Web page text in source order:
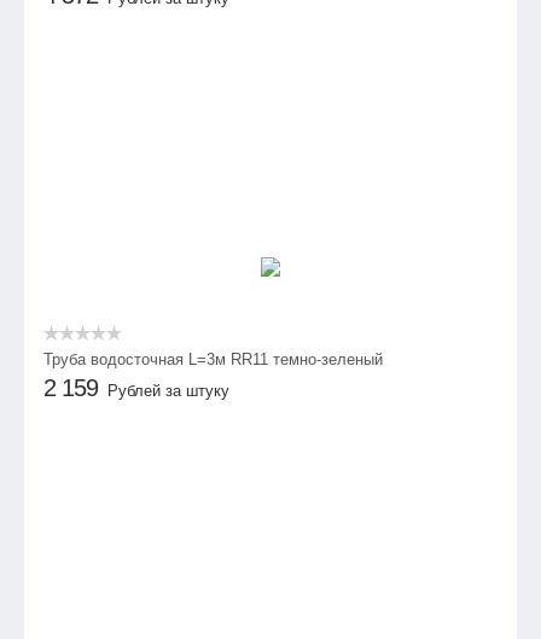
Труба водосточная L=3м RR11 темно-зеленый
2 159 Рублей за штуку